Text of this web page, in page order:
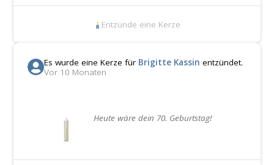
Entzünde eine Kerze
Es wurde eine Kerze für Brigitte Kassin entzündet.
Vor 10 Monaten
Heute wäre dein 70. Geburtstag!